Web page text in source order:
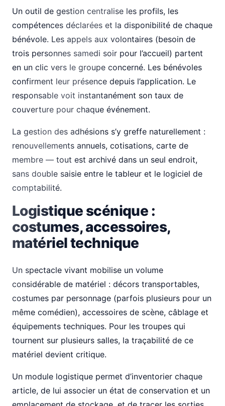
Un outil de gestion centralise les profils, les
compétences déclarées et la disponibilité de chaque
bénévole. Les appels aux volontaires (besoin de
trois personnes samedi soir pour l’accueil) partent
en un clic vers le groupe concerné. Les bénévoles
confirment leur présence depuis l’application. Le
responsable voit instantanément son taux de
couverture pour chaque événement.
La gestion des adhésions s’y greffe naturellement :
renouvellements annuels, cotisations, carte de
membre — tout est archivé dans un seul endroit,
sans double saisie entre le tableur et le logiciel de
comptabilité.
Logistique scénique :
costumes, accessoires,
matériel technique
Un spectacle vivant mobilise un volume
considérable de matériel : décors transportables,
costumes par personnage (parfois plusieurs pour un
même comédien), accessoires de scène, câblage et
équipements techniques. Pour les troupes qui
tournent sur plusieurs salles, la traçabilité de ce
matériel devient critique.
Un module logistique permet d’inventorier chaque
article, de lui associer un état de conservation et un